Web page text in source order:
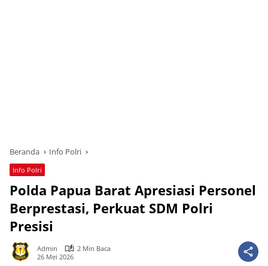
Beranda Info Polri
Info Polri
Polda Papua Barat Apresiasi Personel
Berprestasi, Perkuat SDM Polri
Presisi
Admin
2 Min Baca
26 Mei 2026